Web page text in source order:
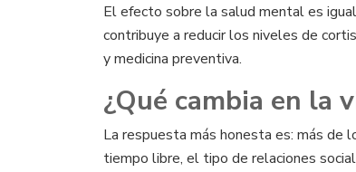
El efecto sobre la salud mental es
contribuye a reducir los niveles de
y medicina preventiva.
¿Qué cambia en la
La respuesta más honesta es: más de
tiempo libre, el tipo de relaciones